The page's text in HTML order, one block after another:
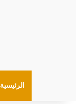
الرئيسية